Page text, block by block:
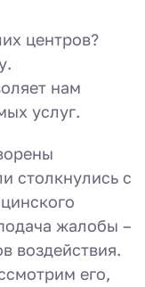
центров?
нам
услуг.
столкнулись с
жалобы –
воздействия.
его,